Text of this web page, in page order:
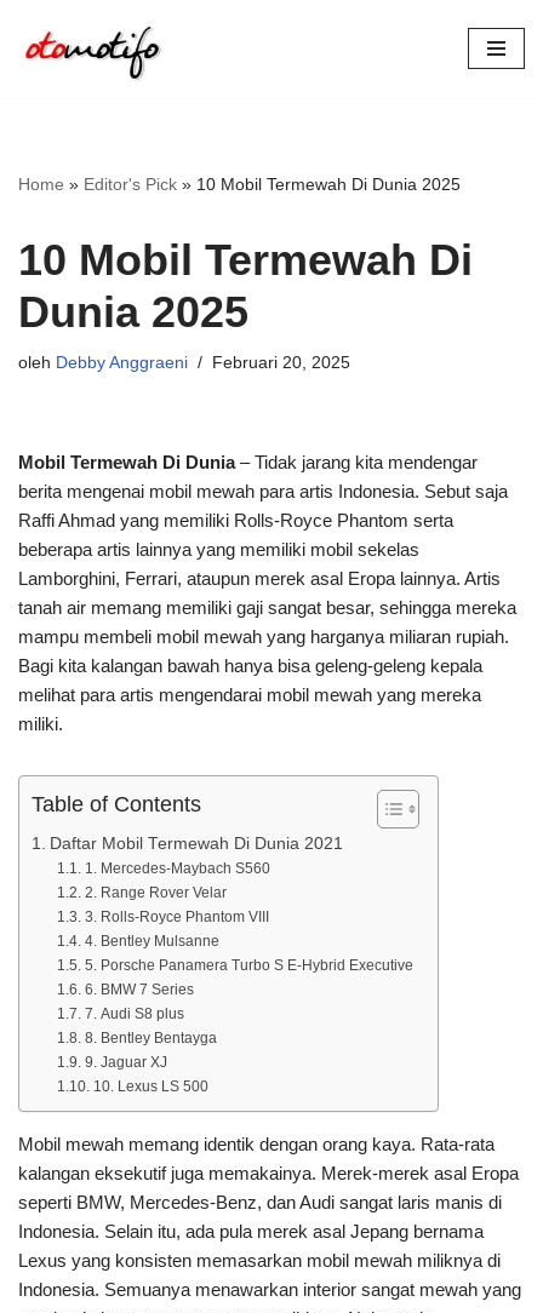
Lompat
Home » Editor's Pick » 10 Mobil Termewah Di Dunia 2025
10 Mobil Termewah Di
Dunia 2025
oleh Debby Anggraeni Februari 20, 2025
Mobil Termewah Di Dunia– Tidak jarang kita mendengar
berita mengenai mobil mewah para artis Indonesia. Sebut saja
Raffi Ahmad yang memiliki Rolls-Royce Phantom serta
beberapa artis lainnya yang memiliki mobil sekelas
Lamborghini, Ferrari, ataupun merek asal Eropa lainnya. Artis
tanah air memang memiliki gaji sangat besar, sehingga mereka
mampu membeli mobil mewah yang harganya miliaran rupiah.
Bagi kita kalangan bawah hanya bisa geleng-geleng kepala
melihat para artis mengendarai mobil mewah yang mereka
miliki.
Table of Contents
Daftar Mobil Termewah Di Dunia 2021
1. Mercedes-Maybach S560
2. Range Rover Velar
3. Rolls-Royce Phantom VIII
4. Bentley Mulsanne
5. Porsche Panamera Turbo S E-Hybrid Executive
6. BMW 7 Series
7. Audi S8 plus
8. Bentley Bentayga
9. Jaguar XJ
10. Lexus LS 500
Mobil mewah memang identik dengan orang kaya. Rata-rata
kalangan eksekutif juga memakainya. Merek-merek asal Eropa
seperti BMW, Mercedes-Benz, dan Audi sangat laris manis di
Indonesia. Selain itu, ada pula merek asal Jepang bernama
Lexus yang konsisten memasarkan mobil mewah miliknya di
Indonesia. Semuanya menawarkan interior sangat mewah yang